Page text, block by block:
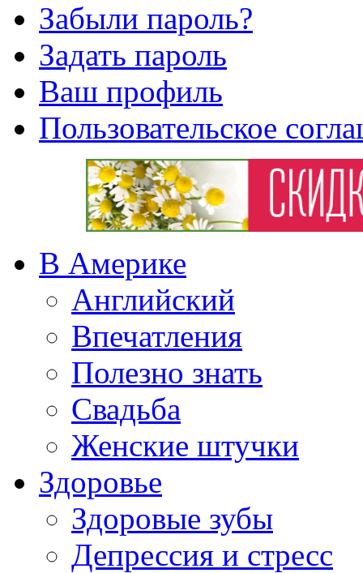
Забыли пароль?
Задать пароль
Ваш профиль
Пользовательское
В Америке
Английский
Впечатления
Полезно знать
Свадьба
Женские штучки
Здоровье
Здоровые зубы
Депрессия и стресс